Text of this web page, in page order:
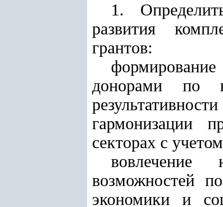
1.
развития
грантов:
донорами по
гармонизации
секторах с
вовлечение
возможностей
экономики и